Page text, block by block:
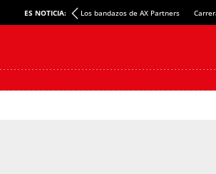
ES NOTICIA: Los bandazos de AX Partners